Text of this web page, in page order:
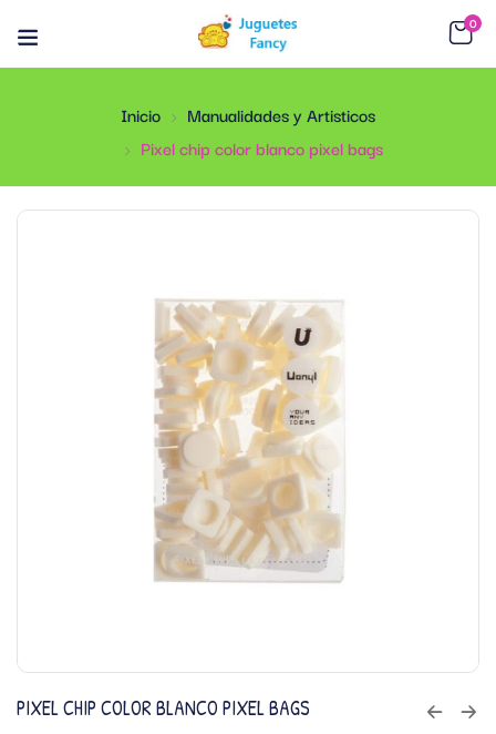
0
Inicio
Manualidades y Artisticos
Pixel chip color blanco pixel bags
PIXEL CHIP COLOR BLANCO PIXEL BAGS